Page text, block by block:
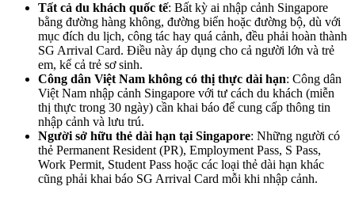
Tất cả du khách quốc tế: Bất kỳ ai nhập cảnh Singapore
bằng đường hàng không, đường biển hoặc đường bộ, dù với
mục đích du lịch, công tác hay quá cảnh, đều phải hoàn thành
SG Arrival Card. Điều này áp dụng cho cả người lớn và trẻ
em, kể cả trẻ sơ sinh.
Công dân Việt Nam không có thị thực dài hạn: Công dân
Việt Nam nhập cảnh Singapore với tư cách du khách (miễn
thị thực trong 30 ngày) cần khai báo để cung cấp thông tin
nhập cảnh và lưu trú.
Người sở hữu thẻ dài hạn tại Singapore: Những người có
thẻ Permanent Resident (PR), Employment Pass, S Pass,
Work Permit, Student Pass hoặc các loại thẻ dài hạn khác
cũng phải khai báo SG Arrival Card mỗi khi nhập cảnh.